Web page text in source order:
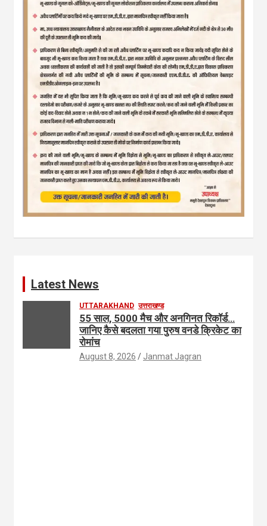
Latest News
UTTARAKHAND उत्तराखण्ड
55 साल, 5000 मैच और अनगिनत रिकॉर्ड…
जानिए कैसे बदलता गया पुरुष वनडे क्रिकेट का
रोमांच
August 8, 2026 Janmat Jagran